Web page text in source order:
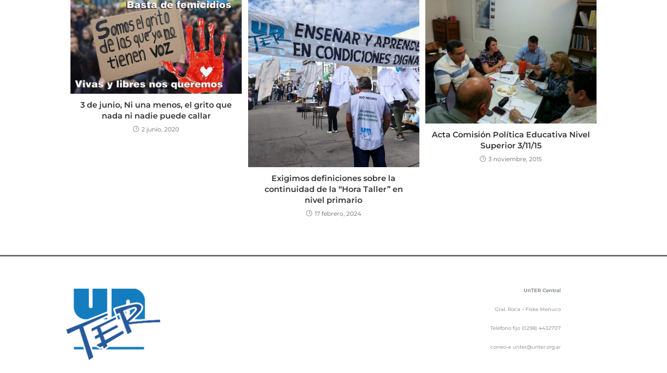
3 de junio, Ni una menos, el grito que
nada ni nadie puede callar
2 junio, 2020
Exigimos definiciones sobre la
continuidad de la “Hora Taller” en
nivel primario
17 febrero, 2024
Acta Comisión Política Educativa Nivel
Superior 3/11/15
3 noviembre, 2015
UnTER Central
Gral. Roca – Fiske Menuco
Teléfono fijo (0298) 4432707
correo-e unter@unter.org.ar